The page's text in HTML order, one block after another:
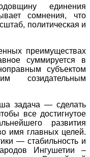
единения
сомнения, что
политическая и
преимуществах
суммируется в
субъектом
созидательным
задача — сделать
все достигнутое
развития
имя главных целей.
— стабильность и
Ингушетии –